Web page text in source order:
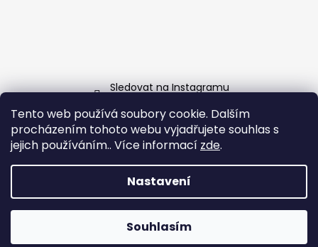
Tento web používá soubory cookie. Dalším
procházením tohoto webu vyjadřujete souhlas s
jejich používáním.. Více informací zde.
Nastavení
Souhlasím
Sledovat na Instagramu
Facebook
Copyright 2026Grill-Garden.cz. Všechna práva
vyhrazena.